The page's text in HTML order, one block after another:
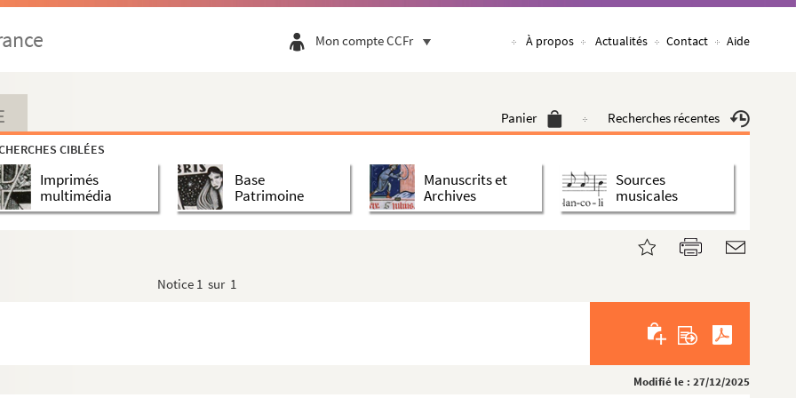
Mon compte CCFr À propos Actualités Contact Aide
Panier Recherches récentes
CIBLÉES
Imprimés
multimédia
Base
Patrimoine
Manuscrits et
Archives
Sources
musicales
Notice 1 sur 1
Modifié le : 27/12/2025
fort dominant la Vallée du Doubs